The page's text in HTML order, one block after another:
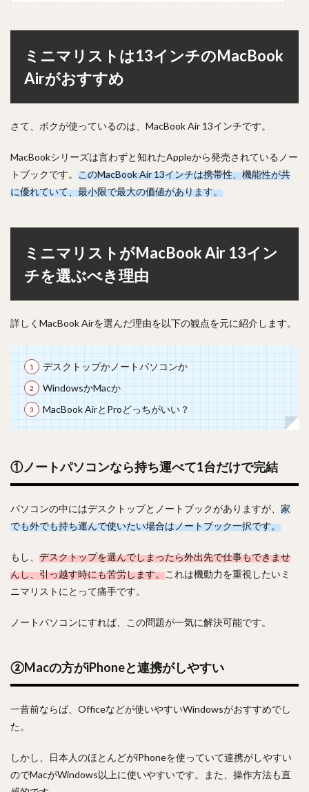
ミニマリストは13インチのMacBook
Airがおすすめ
さて、ボクが使っているのは、MacBook Air 13インチです。
MacBookシリーズは言わずと知れたAppleから発売されているノー
トブックです。 このMacBook Air 13インチは携帯性、機能性が共
に優れていて、最小限で最大の価値があります。
ミニマリストがMacBook Air 13イン
チを選ぶべき理由
詳しくMacBook Airを選んだ理由を以下の観点を元に紹介します。
デスクトップかノートパソコンか
WindowsかMacか
MacBook AirとProどっちがいい？
①ノートパソコンなら持ち運べて1台だけで完結
パソコンの中にはデスクトップとノートブックがありますが、 家
でも外でも持ち運んで使いたい場合はノートブック一択です。
もし、 デスクトップを選んでしまったら外出先で仕事もできませ
んし、引っ越す時にも苦労します。これは機動力を重視したいミ
ニマリストにとって痛手です。
ノートパソコンにすれば、この問題が一気に解決可能です。
②Macの方がiPhoneと連携がしやすい
一昔前ならば、Officeなどが使いやすいWindowsがおすすめでし
た。
しかし、日本人のほとんどがiPhoneを使っていて連携がしやすい
のでMacがWindows以上に使いやすいです。また、操作方法も直